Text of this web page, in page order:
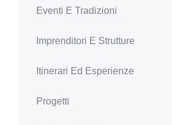
Eventi E Tradizioni
Imprenditori E Strutture
Itinerari Ed Esperienze
Progetti